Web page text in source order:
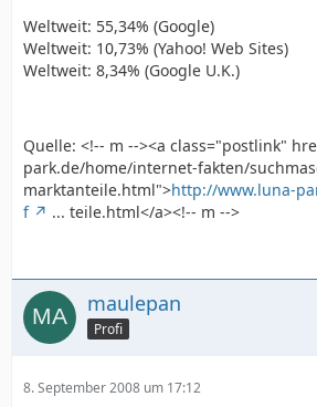
Weltweit: 55,34% (Google)
Weltweit: 10,73% (Yahoo! Web Sites)
Weltweit: 8,34% (Google U.K.)
Quelle: <!-- m --><a class="postlink"
park.de/home/internet-fakten/
marktanteile.html">http://www.luna-
f
... teile.html</a><!-- m -->
maulepan
Profi
8. September 2008 um 17:12